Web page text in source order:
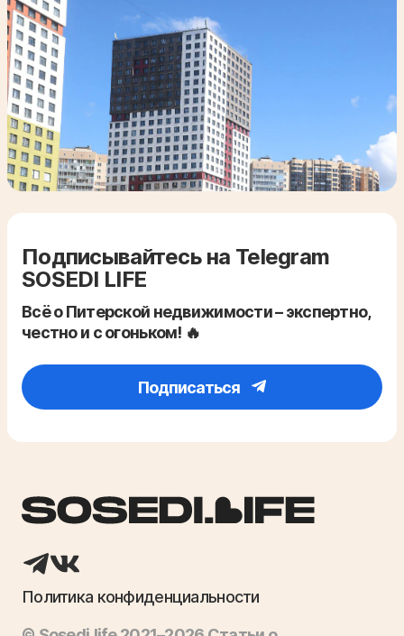
Подписывайтесь на Telegram
SOSEDI LIFE
Всё о Питерской недвижимости – экспертно,
честно и с огоньком! 🔥
Подписаться
Политика конфиденциальности